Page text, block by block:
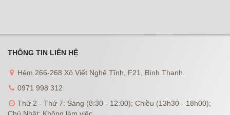
THÔNG TIN LIÊN HỆ
Hẻm 266-268 Xô Viết Nghệ Tĩnh, F21, Bình Thạnh.
0971 998 312
Thứ 2 - Thứ 7: Sáng (8:30 - 12:00); Chiều (13h30 - 18h00);
Chủ Nhật: Không làm việc